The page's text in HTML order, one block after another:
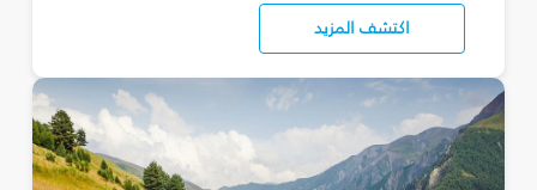
اكتشف المزيد